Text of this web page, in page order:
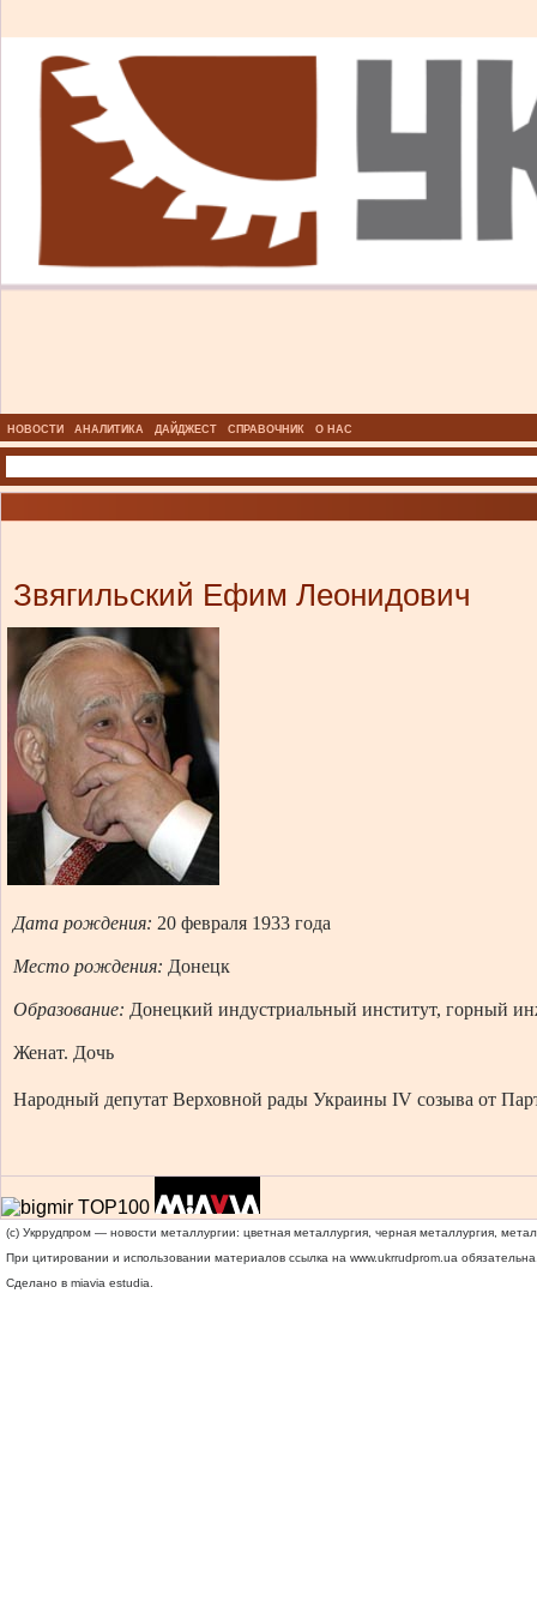
НОВОСТИ АНАЛИТИКА ДАЙДЖЕСТ СПРАВОЧНИК О НАС
Звягильский Ефим Леонидович
Дата рождения: 20 февраля 1933 года
Место рождения: Донецк
Образование: Донецкий индустриальный институт, горный
Женат. Дочь
Народный депутат Верховной рады Украины IV созыва от
(c) Укррудпром — новости металлургии: цветная металлургия, черная металлургия,
При цитировании и использовании материалов ссылка на www.ukrrudprom.ua
Сделано в miavia estudia.